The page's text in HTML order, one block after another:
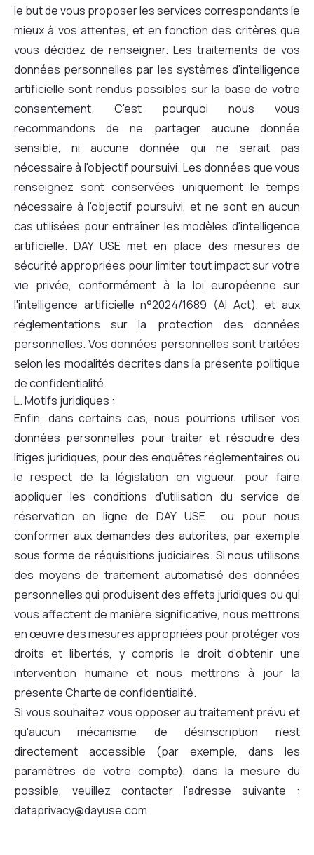
le but de vous proposer les services correspondants le
mieux à vos attentes, et en fonction des critères que
vous décidez de renseigner. Les traitements de vos
données personnelles par les systèmes d'intelligence
artificielle sont rendus possibles sur la base de votre
consentement. C'est pourquoi nous vous
recommandons de ne partager aucune donnée
sensible, ni aucune donnée qui ne serait pas
nécessaire à l'objectif poursuivi. Les données que vous
renseignez sont conservées uniquement le temps
nécessaire à l'objectif poursuivi, et ne sont en aucun
cas utilisées pour entraîner les modèles d'intelligence
artificielle. DAY USE met en place des mesures de
sécurité appropriées pour limiter tout impact sur votre
vie privée, conformément à la loi européenne sur
l'intelligence artificielle n°2024/1689 (AI Act), et aux
réglementations sur la protection des données
personnelles. Vos données personnelles sont traitées
selon les modalités décrites dans la présente politique
de confidentialité.
L. Motifs juridiques :
Enfin, dans certains cas, nous pourrions utiliser vos
données personnelles pour traiter et résoudre des
litiges juridiques, pour des enquêtes réglementaires ou
le respect de la législation en vigueur, pour faire
appliquer les conditions d'utilisation du service de
réservation en ligne de DAY USE ou pour nous
conformer aux demandes des autorités, par exemple
sous forme de réquisitions judiciaires. Si nous utilisons
des moyens de traitement automatisé des données
personnelles qui produisent des effets juridiques ou qui
vous affectent de manière significative, nous mettrons
en œuvre des mesures appropriées pour protéger vos
droits et libertés, y compris le droit d'obtenir une
intervention humaine et nous mettrons à jour la
présente Charte de confidentialité.
Si vous souhaitez vous opposer au traitement prévu et
qu'aucun mécanisme de désinscription n'est
directement accessible (par exemple, dans les
paramètres de votre compte), dans la mesure du
possible, veuillez contacter l'adresse suivante :
dataprivacy@dayuse.com.